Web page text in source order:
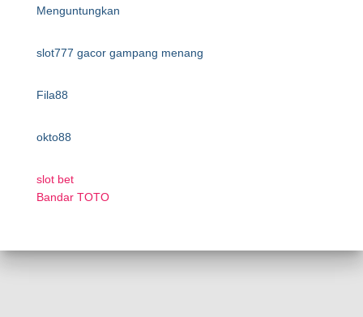
Menguntungkan
slot777 gacor gampang menang
Fila88
okto88
slot bet
Bandar TOTO